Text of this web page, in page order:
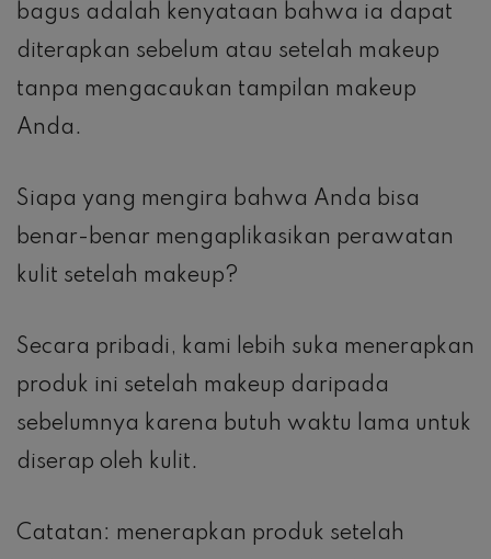
bagus adalah kenyataan bahwa ia dapat
diterapkan sebelum atau setelah makeup
tanpa mengacaukan tampilan makeup
Anda.
Siapa yang mengira bahwa Anda bisa
benar-benar mengaplikasikan perawatan
kulit setelah makeup?
Secara pribadi, kami lebih suka menerapkan
produk ini setelah makeup daripada
sebelumnya karena butuh waktu lama untuk
diserap oleh kulit.
Catatan: menerapkan produk setelah